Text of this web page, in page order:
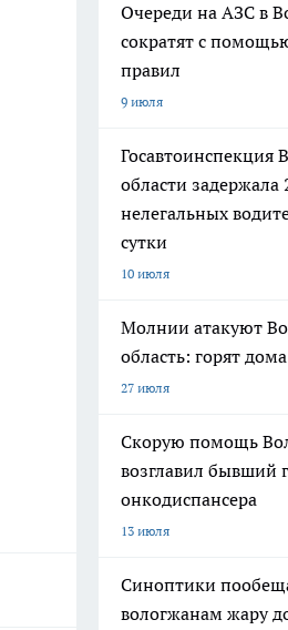
Очереди на АЗС в
сократят с
правил
9 июля
Госавтоинспекция
области задержала
нелегальных
сутки
10 июля
Молнии атакуют
область: горят
27 июля
Скорую помощь
возглавил бывший
онкодиспансера
13 июля
Синоптики
вологжанам жару